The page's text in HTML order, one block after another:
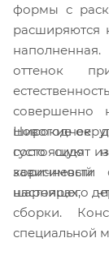
формы с
расширяются
оттенок
совершенно
широкие
густо сидят
настоящего
Новогоднее
состоящую
шарнирах,
сборки.
специальной